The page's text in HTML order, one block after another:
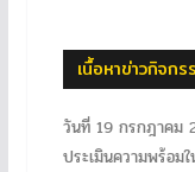
เนื้อหาข่าวกิจกร
วันที่ 19 กรกฎาคม
ประเมินความพร้อม